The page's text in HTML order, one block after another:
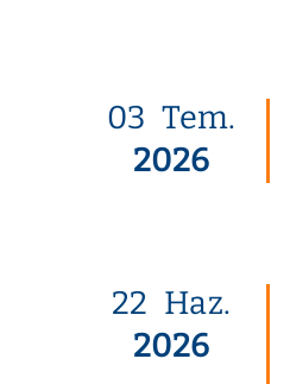
03 Tem.
2026
22 Haz.
2026